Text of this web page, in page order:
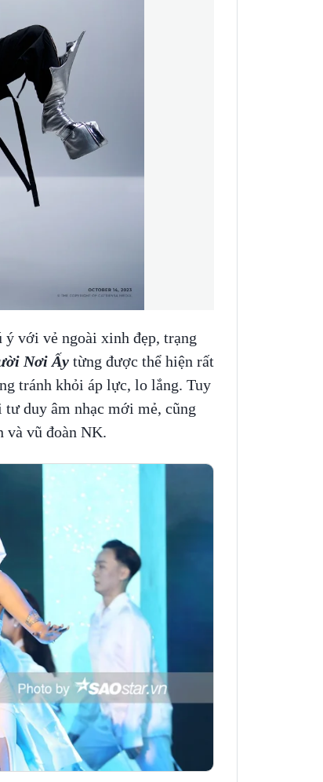
ý với vẻ ngoài xinh đẹp, trạng
Nơi Ấytừng được thể hiện rất
tránh khỏi áp lực, lo lắng. Tuy
duy âm nhạc mới mẻ, cũng
và vũ đoàn NK.